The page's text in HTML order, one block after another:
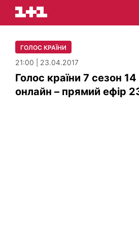
ГОЛОС КРАЇНИ
21:00 | 23.04.2017
Голос країни 7 сезон
онлайн – прямий ефір